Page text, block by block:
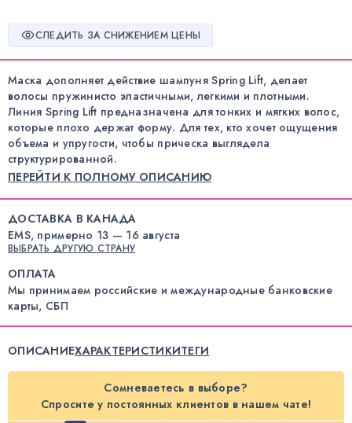
СЛЕДИТЬ ЗА СНИЖЕНИЕМ ЦЕНЫ
Маска дополняет действие шампуня Spring Lift, делает
волосы пружинисто эластичными, легкими и плотными.
Линия Spring Lift предназначена для тонких и мягких волос,
которые плохо держат форму. Для тех, кто хочет ощущения
объема и упругости, чтобы прическа выглядела
структурированной.
ПЕРЕЙТИ К ПОЛНОМУ ОПИСАНИЮ
ДОСТАВКА В КАНАДА
EMS, примерно 13 — 16 августа
ВЫБРАТЬ ДРУГУЮ СТРАНУ
ОПЛАТА
Мы принимаем российские и международные банковские
карты, СБП
ОПИСАНИЕХАРАКТЕРИСТИКИТЕГИ
Сомневаетесь в выборе?
Спросите у постоянных клиентов в нашем чате!